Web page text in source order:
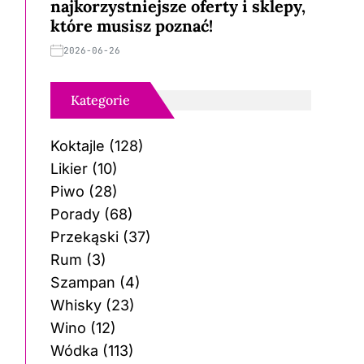
najkorzystniejsze oferty i sklepy,
które musisz poznać!
2026-06-26
Kategorie
Koktajle (128)
Likier(10)
Piwo (28)
Porady(68)
Przekąski(37)
Rum (3)
Szampan (4)
Whisky(23)
Wino (12)
Wódka (113)